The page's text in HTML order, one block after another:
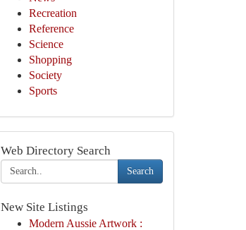
Recreation
Reference
Science
Shopping
Society
Sports
Web Directory Search
Search
New Site Listings
Modern Aussie Artwork :